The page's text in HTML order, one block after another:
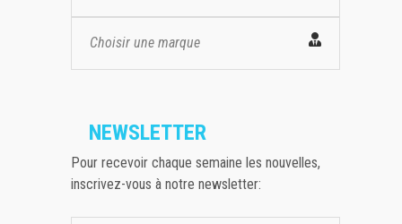
Choisir une marque
NEWSLETTER
Pour recevoir chaque semaine les nouvelles,
inscrivez-vous à notre newsletter: